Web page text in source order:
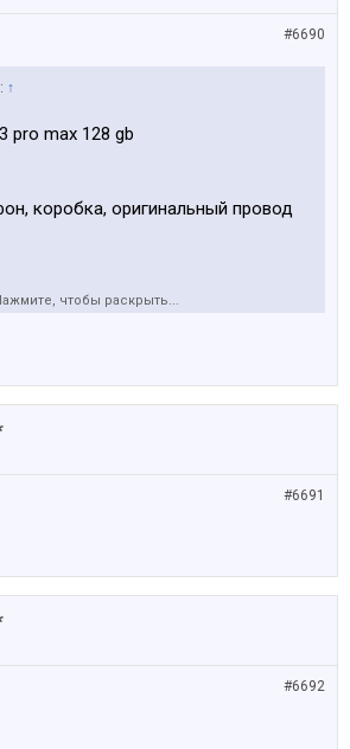
#6690
↑
pro max 128 gb
коробка, оригинальный провод
181510
181511
чтобы раскрыть...
#6691
#6692